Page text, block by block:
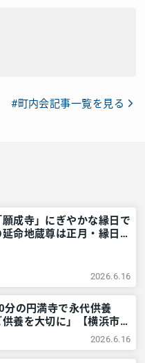
#町内会記事一覧を見る
成寺」にぎやかな縁日で
命地蔵尊は正月・縁日に
2026.6.16
の円満寺で永代供養
養を大切に」【横浜市西
多摩のご近所情報 – レア
2026.6.16